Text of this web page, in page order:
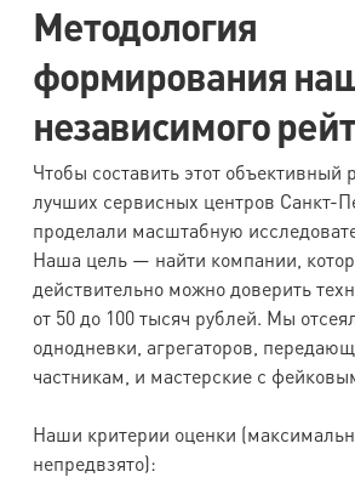
Методология
формирования
независимого
Чтобы составить этот объективный
лучших сервисных центров Санкт-
проделали масштабную
Наша цель — найти компании,
действительно можно доверить
от 50 до 100 тысяч рублей. Мы
однодневки, агрегаторов,
частникам, и мастерские с
Наши критерии оценки
непредвзято):